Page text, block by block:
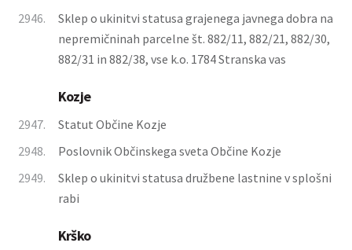
2946.
Sklep o ukinitvi statusa grajenega javnega dobra na
nepremičninah parcelne št. 882/11, 882/21, 882/30,
882/31 in 882/38, vse k.o. 1784 Stranska vas
Kozje
2947.
Statut Občine Kozje
2948.
Poslovnik Občinskega sveta Občine Kozje
2949.
Sklep o ukinitvi statusa družbene lastnine v splošni
rabi
Krško